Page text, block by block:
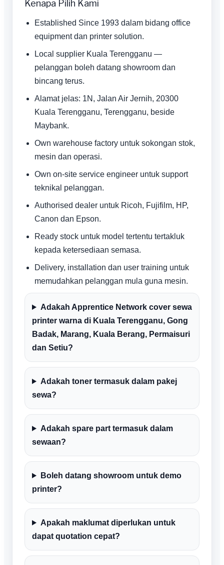
Kenapa Pilih Kami
Established Since 1993 dalam bidang office
equipment dan printer solution.
Local supplier Kuala Terengganu —
pelanggan boleh datang showroom dan
bincang terus.
Alamat jelas: 1N, Jalan Air Jernih, 20300
Kuala Terengganu, Terengganu, beside
Maybank.
Own warehouse factory untuk sokongan stok,
mesin dan operasi.
Own on-site service engineer untuk support
teknikal pelanggan.
Authorised dealer untuk Ricoh, Fujifilm, HP,
Canon dan Epson.
Ready stock untuk model tertentu tertakluk
kepada ketersediaan semasa.
Delivery, installation dan user training untuk
memudahkan pelanggan mula guna mesin.
Adakah Apprentice Network cover sewa
printer warna di Kuala Terengganu, Gong
Badak, Marang, Kuala Berang, Permaisuri
dan Setiu?
Adakah toner termasuk dalam pakej
sewa?
Adakah spare part termasuk dalam
sewaan?
Boleh datang showroom untuk demo
printer?
Apakah maklumat diperlukan untuk
dapat quotation cepat?